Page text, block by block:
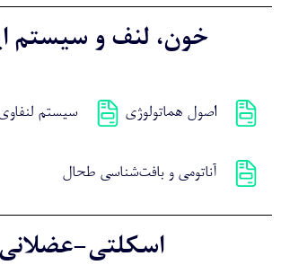
خون، لنف و سیستم
اصول هماتولوژی سیستم
آناتومی و بافت‌شناسی طحال
اسکلتی-عضلانی